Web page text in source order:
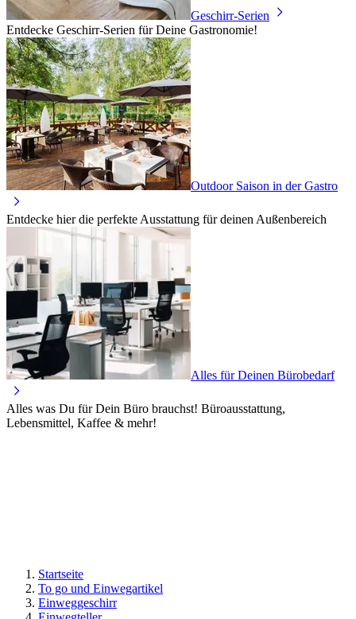
Geschirr-Serien
Entdecke Geschirr-Serien für Deine Gastronomie!
Outdoor Saison in der Gastro
Entdecke hier die perfekte Ausstattung für deinen Außenbereich
Alles für Deinen Bürobedarf
Alles was Du für Dein Büro brauchst! Büroausstattung,
Lebensmittel, Kaffee & mehr!
Startseite
To go und Einwegartikel
Einweggeschirr